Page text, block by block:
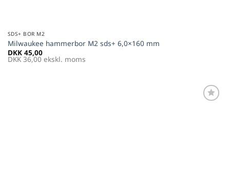
SDS+ BOR M2
Milwaukee hammerbor M2 sds+ 6,0×160 mm
DKK 45,00
DKK 36,00 ekskl. moms